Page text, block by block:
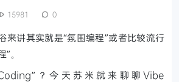
15981 0
讲其实就是“氛围编程”或者比较流行
。
？今天苏米就来聊聊Vibe